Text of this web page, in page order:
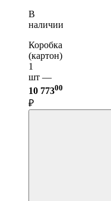
В
наличии
Коробка
(картон)
1
шт —
10 77300
₽